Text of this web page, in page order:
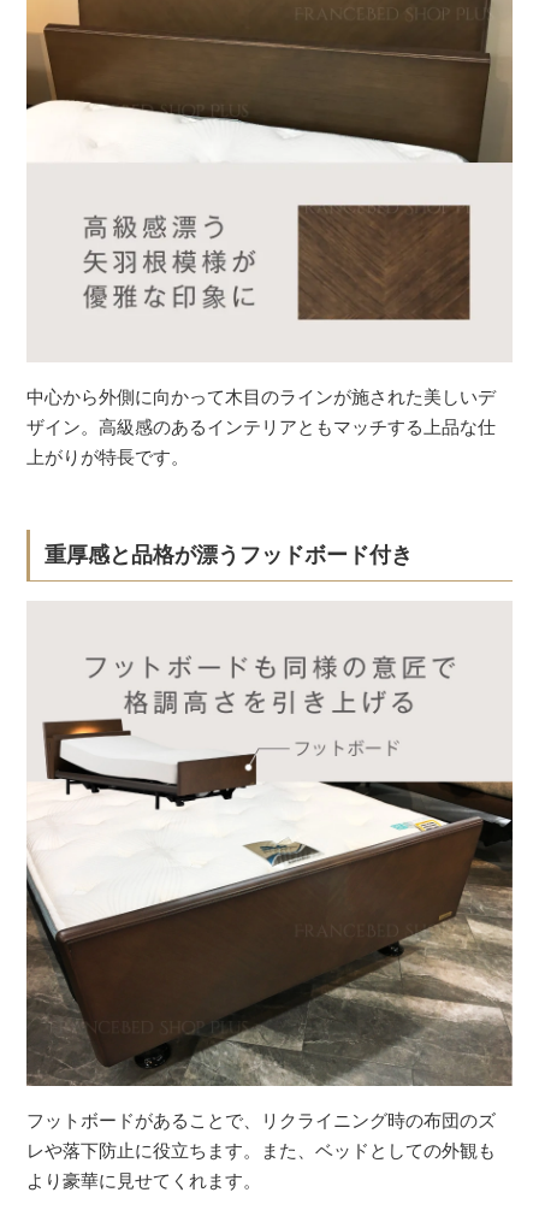
中心から外側に向かって木目のラインが施された美しいデ
ザイン。高級感のあるインテリアともマッチする上品な仕
上がりが特長です。
重厚感と品格が漂うフッドボード付き
フットボードがあることで、リクライニング時の布団のズ
レや落下防止に役立ちます。また、ベッドとしての外観も
より豪華に見せてくれます。